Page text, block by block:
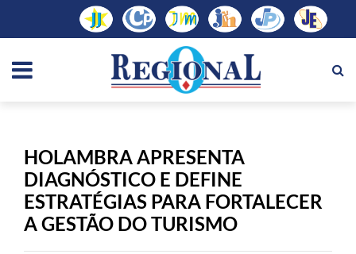
HOLAMBRA APRESENTA
DIAGNÓSTICO E DEFINE
ESTRATÉGIAS PARA FORTALECER
A GESTÃO DO TURISMO